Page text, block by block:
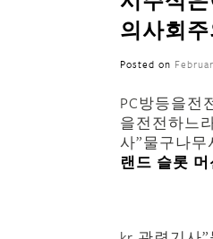
의사회
Posted on
PC방등을전
을전전하느
사”물구나
랜드 슬롯 머